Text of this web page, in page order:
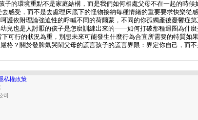
的環境重點不是家庭結構，而是我們如何相處父母不在一起的時候
感受，而不是去處理床底下的怪物接納每種情緒的重要要求快樂從
依附理論強迫性的呼喊不同的荷爾蒙，不同的你孤獨產後憂鬱症
兒也是人討厭的孩子是怎麼訓練出來的——如何打破那種迴圈為什
可行的狀況為重，別想未來可能發生什麼行為合宜所需要的特質如
？關於發脾氣哭鬧父母的謊言孩子的謊言界限：界定你自己，而
私權政策
司